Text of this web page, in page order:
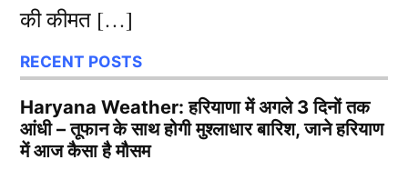
की कीमत […]
RECENT POSTS
Haryana Weather: हरियाणा में अगले 3 दिनों तक
आंधी – तूफान के साथ होगी मुश्लाधार बारिश, जाने हरियाण
में आज कैसा है मौसम